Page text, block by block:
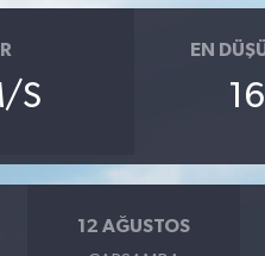
S
EN
16
12 AĞUSTOS